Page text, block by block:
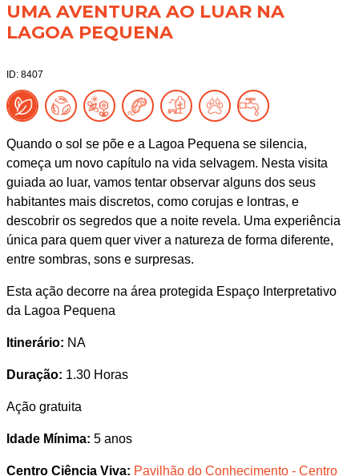
UMA AVENTURA AO LUAR NA
LAGOA PEQUENA
ID: 8407
Quando o sol se põe e a Lagoa Pequena se silencia,
começa um novo capítulo na vida selvagem. Nesta visita
guiada ao luar, vamos tentar observar alguns dos seus
habitantes mais discretos, como corujas e lontras, e
descobrir os segredos que a noite revela. Uma experiência
única para quem quer viver a natureza de forma diferente,
entre sombras, sons e surpresas.
Esta ação decorre na área protegida Espaço Interpretativo
da Lagoa Pequena
Itinerário: NA
Duração: 1.30 Horas
Ação gratuita
Idade Mínima: 5 anos
Centro Ciência Viva: Pavilhão do Conhecimento - Centro